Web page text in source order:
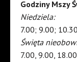
Godziny Mszy
Niedziela:
7.00; 9.00;
Święta
7.00, 9.00, 18.00